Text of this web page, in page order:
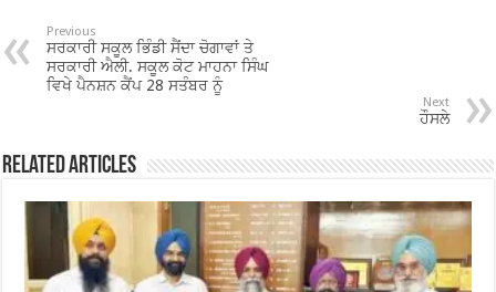
o
o
p
p
Previous
ਸਰਕਾਰੀ ਸਕੂਲ ਭਿੰਡੀ ਸੈਂਦਾ ਚੋਗਾਵਾਂ ਤੇ
ਸਰਕਾਰੀ ਐਲੀ. ਸਕੂਲ ਕੋਟ ਮਾਹਨਾ ਸਿੰਘ
ਵਿਖੇ ਪੈਨਸ਼ਨ ਕੈਂਪ 28 ਸਤੰਬਰ ਨੂੰ
Next
ਹੌਸਲੇ
Related Articles